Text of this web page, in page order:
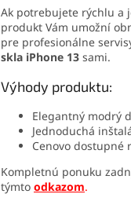
Ak potrebujete rýchlu a
produkt Vám umožní
pre profesionálne
skla iPhone 13 sami.
Výhody produktu:
Elegantný modrý
Jednoduchá
Cenovo dostupné
Kompletnú ponuku
týmto odkazom.